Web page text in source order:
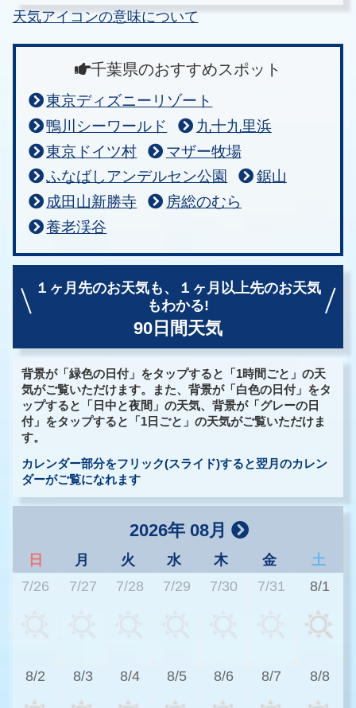
天気アイコンの意味について
千葉県のおすすめスポット
東京ディズニーリゾート
鴨川シーワールド
九十九里浜
東京ドイツ村
マザー牧場
ふなばしアンデルセン公園
鋸山
成田山新勝寺
房総のむら
養老渓谷
１ヶ月先のお天気も、
１ヶ月以上先のお天気
もわかる!
90日間天気
背景が「緑色の日付」をタップすると「1時間ごと」の天
気がご覧いただけます。また、背景が「白色の日付」をタ
ップすると「日中と夜間」の天気、背景が「グレーの日
付」をタップすると「1日ごと」の天気がご覧いただけま
す。
カレンダー部分をフリック(スライド)すると翌月のカレン
ダーがご覧になれます
2026年 08月
日 月 火 水 木 金
土
7/26
7/27 7/28 7/29 7/30 7/31 8/1
8/2 8/3 8/4 8/5 8/6 8/7 8/8